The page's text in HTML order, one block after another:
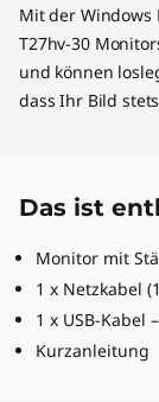
Mit der Windows
T27hv-30
und können
dass Ihr Bild
Das ist
Monitor mit
1 x Netzkabel
1 x USB-Kabel
Kurzanleitung